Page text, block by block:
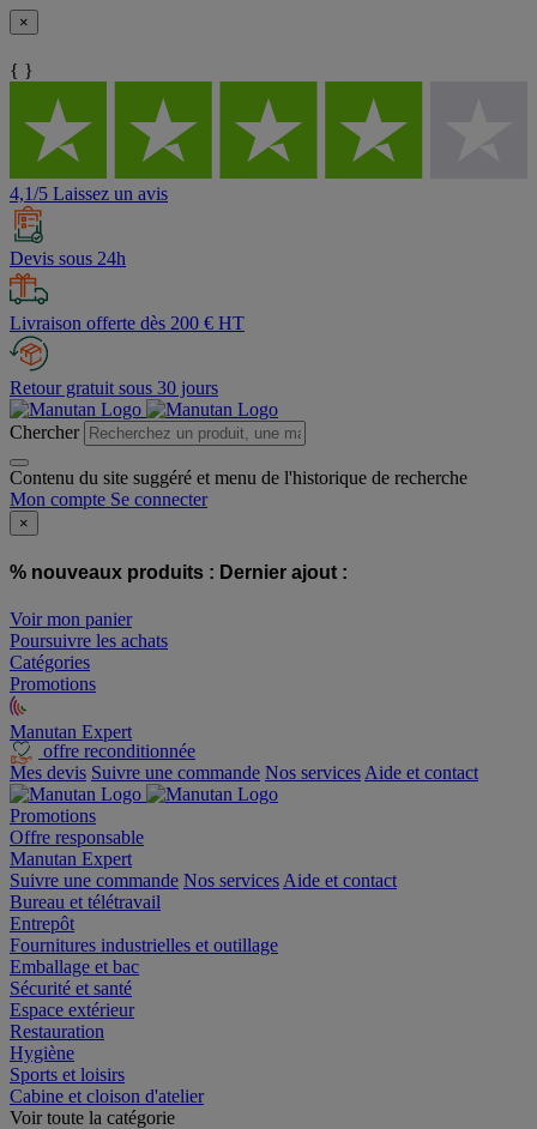
×
{ }
4,1/5 Laissez un avis
Devis sous 24h
Livraison offerte dès 200 € HT
Retour gratuit sous 30 jours
Chercher
Contenu du site suggéré et menu de l'historique de recherche
Mon compte Se connecter
×
% nouveaux produits : Dernier ajout :
Voir mon panier
Poursuivre les achats
Catégories
Promotions
Manutan Expert
offre reconditionnée
Mes devis Suivre une commande Nos services Aide et contact
Promotions
Offre responsable
Manutan Expert
Suivre une commande Nos services Aide et contact
Bureau et télétravail
Entrepôt
Fournitures industrielles et outillage
Emballage et bac
Sécurité et santé
Espace extérieur
Restauration
Hygiène
Sports et loisirs
Cabine et cloison d'atelier
Voir toute la catégorie